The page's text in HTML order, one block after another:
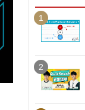
1
2